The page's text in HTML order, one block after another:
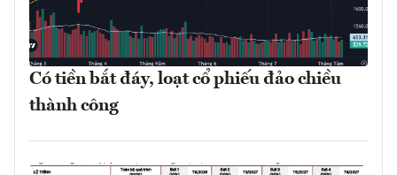
Có tiền bắt đáy, loạt cổ phiếu đảo chiều
thành công